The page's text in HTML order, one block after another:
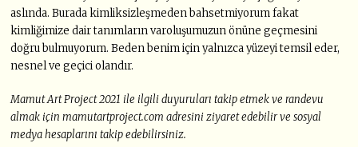
aslında. Burada kimliksizleşmeden bahsetmiyorum fakat
kimliğimize dair tanımların varoluşumuzun önüne geçmesini
doğru bulmuyorum. Beden benim için yalnızca yüzeyi temsil eder,
nesnel ve geçici olandır.
Mamut Art Project 2021 ile ilgili duyuruları takip etmek ve randevu
almak için mamutartproject.com adresini ziyaret edebilir ve sosyal
medya hesaplarını takip edebilirsiniz.